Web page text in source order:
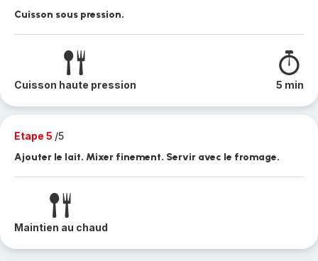
Cuisson sous pression.
Cuisson haute pression 5 min
Etape 5 /5
Ajouter le lait. Mixer finement. Servir avec le fromage.
Maintien au chaud